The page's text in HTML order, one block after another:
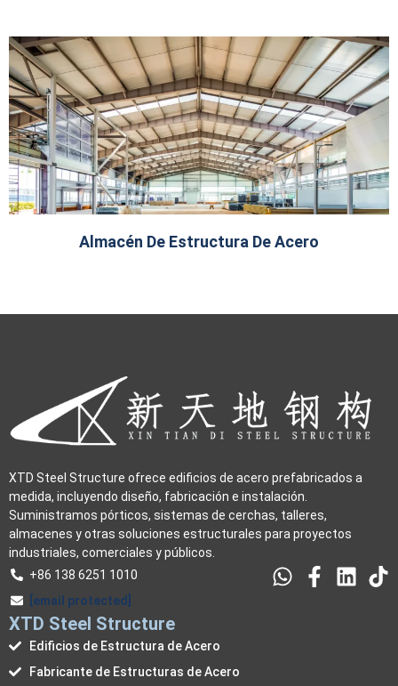
Almacén De Estructura De Acero
XTD Steel Structure ofrece edificios de acero prefabricados a
medida, incluyendo diseño, fabricación e instalación.
Suministramos pórticos, sistemas de cerchas, talleres,
almacenes y otras soluciones estructurales para proyectos
industriales, comerciales y públicos.
+86 138 6251 1010
[email protected]
XTD Steel Structure
Edificios de Estructura de Acero
Fabricante de Estructuras de Acero